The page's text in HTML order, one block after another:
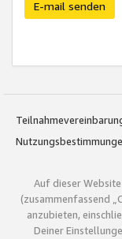
E-mail senden
Auf dieser
(zusammenfassend
anzubieten,
Deiner